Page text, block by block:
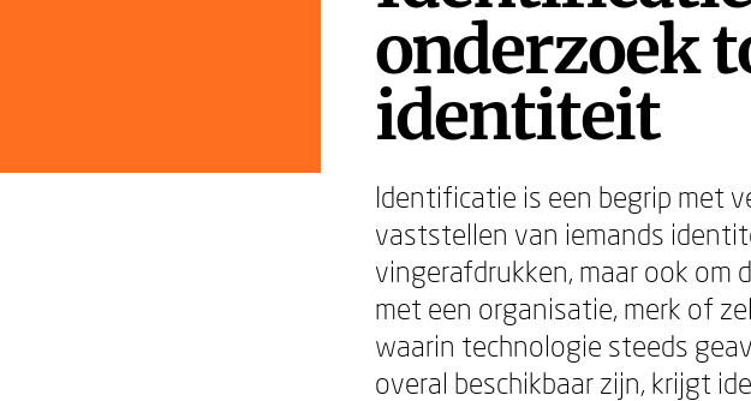
onderzoek
identiteit
Identificatie is een begrip met
vaststellen van iemands
vingerafdrukken, maar ook om
met een organisatie, merk of
waarin technologie steeds
overal beschikbaar zijn, krijgt